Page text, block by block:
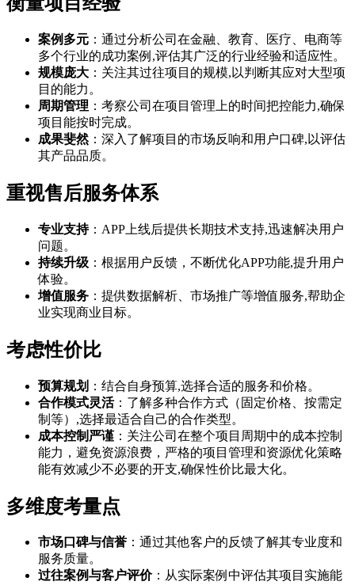
案例多元 ：通过分析公司在金融、教育、医疗、电商等
多个行业的成功案例,评估其广泛的行业经验和适应性。
规模庞大 ：关注其过往项目的规模,以判断其应对大型项
目的能力。
周期管理 ：考察公司在项目管理上的时间把控能力,确保
项目能按时完成。
成果斐然：深入了解项目的市场反响和用户口碑,以评估
其产品品质。
重视售后服务体系
专业支持：APP上线后提供长期技术支持,迅速解决用户
问题。
持续升级 ：根据用户反馈，不断优化APP功能,提升用户
体验。
增值服务 ：提供数据解析、市场推广等增值服务,帮助企
业实现商业目标。
考虑性价比
预算规划 ：结合自身预算,选择合适的服务和价格。
合作模式灵活：了解多种合作方式（固定价格、按需定
制等）,选择最适合自己的合作类型。
成本控制严谨：关注公司在整个项目周期中的成本控制
能力，避免资源浪费，严格的项目管理和资源优化策略
能有效减少不必要的开支,确保性价比最大化。
多维度考量点
市场口碑与信誉 ：通过其他客户的反馈了解其专业度和
服务质量。
过往案例与客户评价：从实际案例中评估其项目实施能